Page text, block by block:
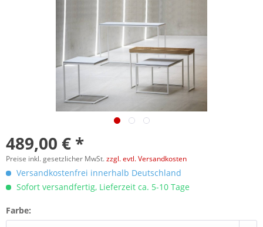
489,00 € *
Preise inkl. gesetzlicher MwSt.zzgl. evtl. Versandkosten
Versandkostenfrei innerhalb Deutschland
Sofort versandfertig, Lieferzeit ca. 5-10 Tage
Farbe: